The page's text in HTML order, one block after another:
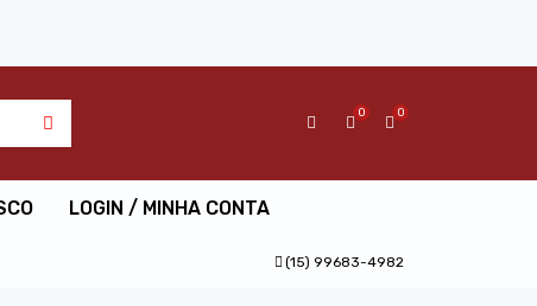
0
0
LOGIN / MINHA CONTA
(15) 99683-4982